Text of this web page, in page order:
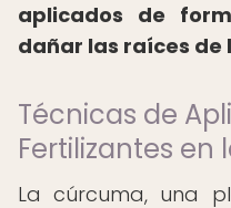
aplicados de
dañar las raíces de
Técnicas de
Fertilizantes
La cúrcuma, una